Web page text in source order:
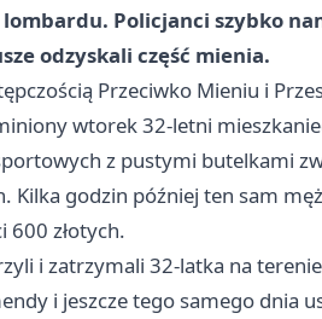
lombardu. Policjanci szybko
odzyskali część mienia.
Przeciwko Mieniu i
wtorek 32-letni
z pustymi butelkami
Kilka godzin później ten sam
600 złotych.
i zatrzymali 32-latka na
i jeszcze tego samego dnia